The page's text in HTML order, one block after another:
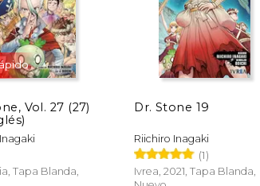
15%
dcto. $ 10.19
Vol. 27 (27)
Tapa Blanda,
Dr. Stone 19
Riichiro Inagaki
(1)
Ivrea, 2021, Tapa Blanda,